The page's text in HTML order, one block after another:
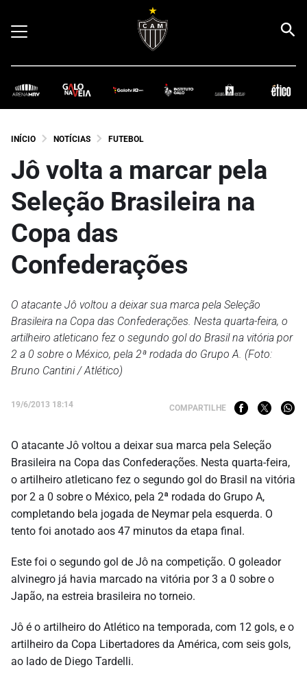
INÍCIO NOTÍCIAS FUTEBOL
Jô volta a marcar pela
Seleção Brasileira na
Copa das
Confederações
O atacante Jô voltou a deixar sua marca pela Seleção
Brasileira na Copa das Confederações. Nesta quarta-feira, o
artilheiro atleticano fez o segundo gol do Brasil na vitória por
2 a 0 sobre o México, pela 2ª rodada do Grupo A. (Foto:
Bruno Cantini / Atlético)
19/6/2013 18:14 COMPARTILHE
O atacante Jô voltou a deixar sua marca pela Seleção
Brasileira na Copa das Confederações. Nesta quarta-feira,
o artilheiro atleticano fez o segundo gol do Brasil na vitória
por 2 a 0 sobre o México, pela 2ª rodada do Grupo A,
completando bela jogada de Neymar pela esquerda. O
tento foi anotado aos 47 minutos da etapa final.
Este foi o segundo gol de Jô na competição. O goleador
alvinegro já havia marcado na vitória por 3 a 0 sobre o
Japão, na estreia brasileira no torneio.
Jô é o artilheiro do Atlético na temporada, com 12 gols, e o
artilheiro da Copa Libertadores da América, com seis gols,
ao lado de Diego Tardelli.